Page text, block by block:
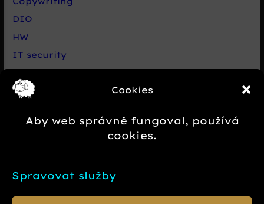
Cookies
Aby web správně fungoval, používá
cookies.
Spravovat služby
DIO
HW
IT security
Net
Novinky e-commerce
SW